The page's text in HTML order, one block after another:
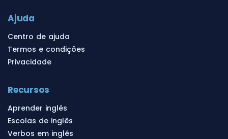
Ajuda
Centro de ajuda
Termos e condições
Privacidade
Recursos
Aprender inglês
Escolas de inglês
Verbos em inglês